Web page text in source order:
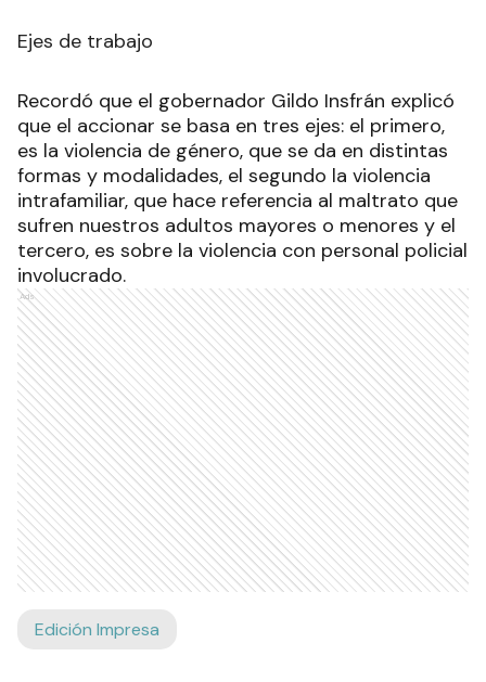
Ejes de trabajo
Recordó que el gobernador Gildo Insfrán explicó
que el accionar se basa en tres ejes: el primero,
es la violencia de género, que se da en distintas
formas y modalidades, el segundo la violencia
intrafamiliar, que hace referencia al maltrato que
sufren nuestros adultos mayores o menores y el
tercero, es sobre la violencia con personal policial
involucrado.
Ads
Edición Impresa